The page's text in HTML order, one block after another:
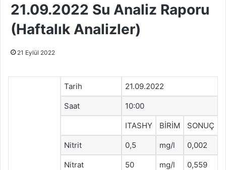
21.09.2022 Su Analiz Raporu
(Haftalık Analizler)
21 Eylül 2022
Tarih 21.09.2022
Saat 10:00
ITASHY BİRİM SONUÇ
Nitrit 0,5 mg/l 0,002
Nitrat 50 mg/l 0,559